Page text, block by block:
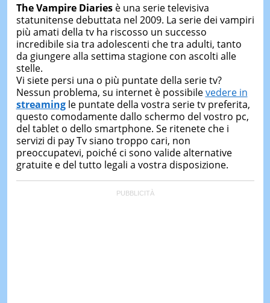
QUIZ
TEST
LE
DI
The Vampire Diariesè una serie televisiva
statunitense debuttata nel 2009. La serie dei vampiri
più amati della tv ha riscosso un successo
incredibile sia tra adolescenti che tra adulti, tanto
da giungere alla settima stagione con ascolti alle
stelle.
Vi siete persi una o più puntate della serie tv?
Nessun problema, su internet è possibilevedere in
streamingle puntate della vostra serie tv preferita,
questo comodamente dallo schermo del vostro pc,
del tablet o dello smartphone. Se ritenete che i
servizi di pay Tv siano troppo cari, non
preoccupatevi, poiché ci sono valide alternative
gratuite e del tutto legali a vostra disposizione.